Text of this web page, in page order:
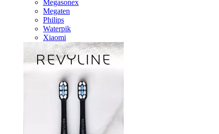
Megasonex
Megaten
Philips
Waterpik
Xiaomi